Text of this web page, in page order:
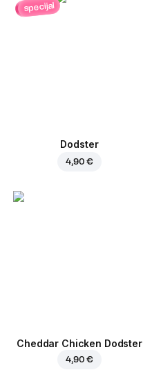
specijal
Dodster
4,90 €
Cheddar Chicken Dodster
4,90 €